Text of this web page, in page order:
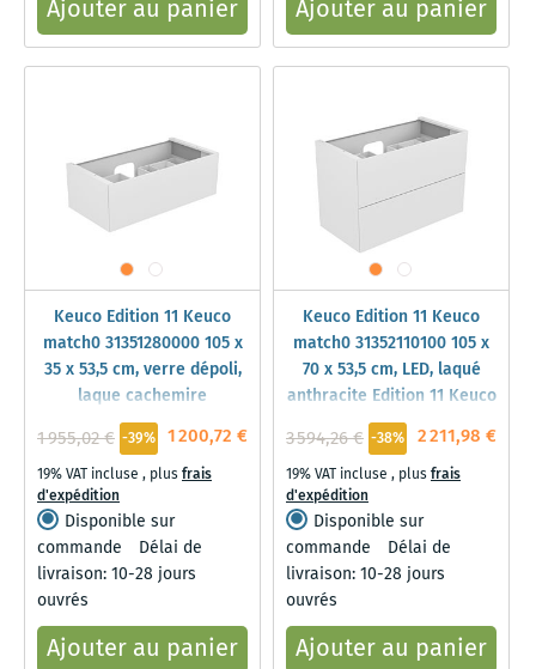
Ajouter au panier Ajouter au panier
Keuco Edition 11 Keuco
match0 31351280000 105 x
35 x 53,5 cm, verre dépoli,
laque cachemire
1 200,72 €
1 955,02 € -39%
19% VAT incluse , plusfrais
d'expédition
Disponible sur
commande
Délai de
livraison: 10-28 jours
ouvrés
Ajouter au panier
Keuco Edition 11 Keuco
match0 31352110100 105 x
70 x 53,5 cm, LED, laqué
anthracite Edition 11 Keuco
2 211,98 €
3 594,26 € -38%
19% VAT incluse , plusfrais
d'expédition
Disponible sur
commande
Délai de
livraison: 10-28 jours
ouvrés
Ajouter au panier